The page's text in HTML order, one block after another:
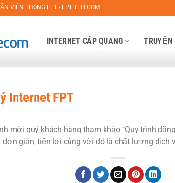
VIỄN THÔNG FPT - FPT TELECOM
INTERNET CÁP QUANG
Internet FPT
mời quý khách hàng tham khảo “Quy trình
đơn giản, tiện lợi cùng với đó là chất lượng dịch